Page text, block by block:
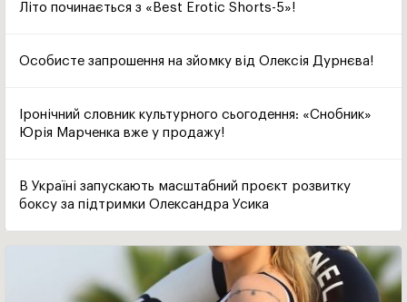
Літо починається з «Best Erotic Shorts-5»!
Особисте запрошення на зйомку від Олексія Дурнєва!
Іронічний словник культурного сьогодення: «Снобник»
Юрія Марченка вже у продажу!
В Україні запускають масштабний проєкт розвитку
боксу за підтримки Олександра Усика